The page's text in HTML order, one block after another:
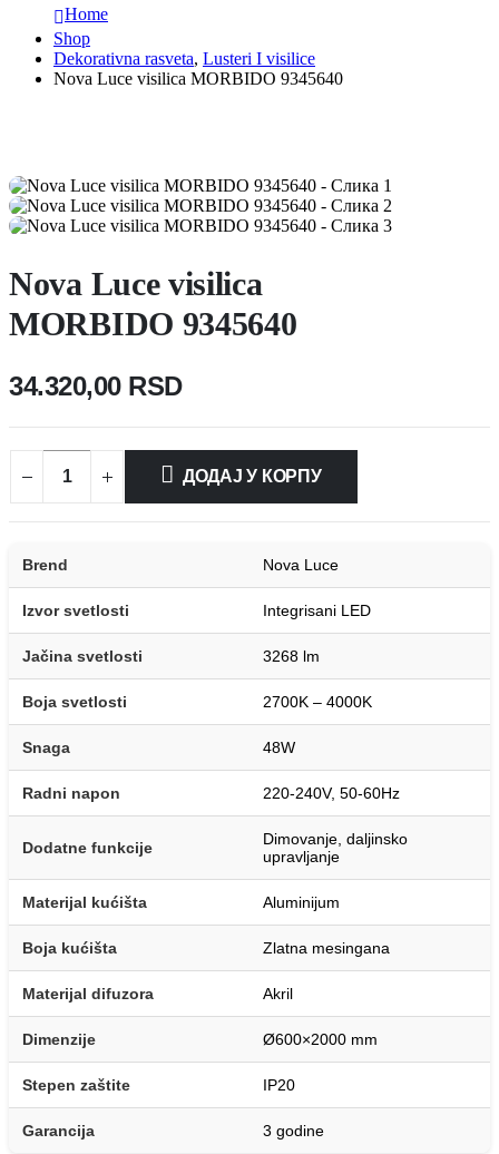
Home
Shop
Dekorativna rasveta, Lusteri I visilice
Nova Luce visilica MORBIDO 9345640
Nova Luce visilica
MORBIDO 9345640
34.320,00 RSD
ДОДАЈ У КОРПУ
Brend Nova Luce
Izvor svetlosti Integrisani LED
Jačina svetlosti 3268 lm
Boja svetlosti 2700K – 4000K
Snaga 48W
Radni napon 220-240V, 50-60Hz
Dodatne funkcije
Dimovanje, daljinsko
upravljanje
Materijal kućišta Aluminijum
Boja kućišta Zlatna mesingana
Materijal difuzora Akril
Dimenzije Ø600×2000 mm
Stepen zaštite IP20
Garancija 3 godine